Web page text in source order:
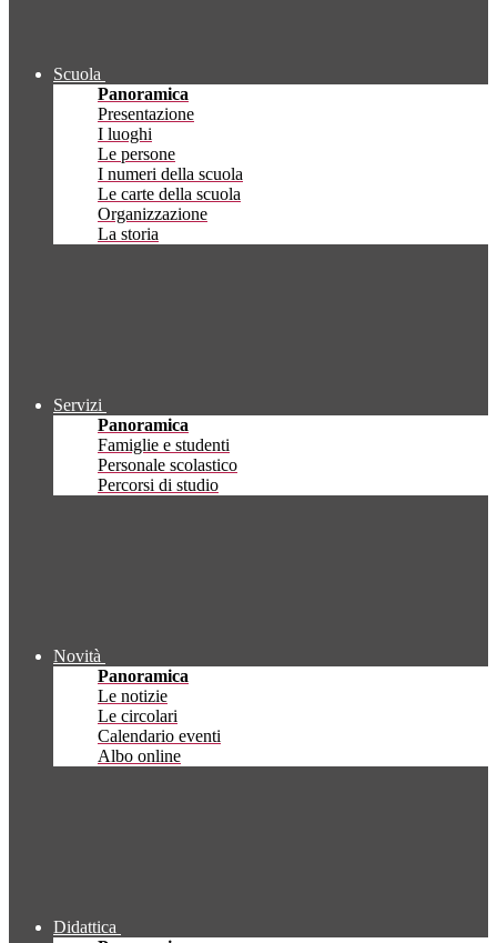
Scuola
Panoramica
Presentazione
I luoghi
Le persone
I numeri della scuola
Le carte della scuola
Organizzazione
La storia
Servizi
Panoramica
Famiglie e studenti
Personale scolastico
Percorsi di studio
Novità
Panoramica
Le notizie
Le circolari
Calendario eventi
Albo online
Didattica